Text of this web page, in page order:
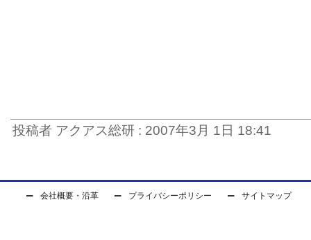
投稿者 アクアス総研 : 2007年3月 1日 18:41
会社概要・沿革 プライバシーポリシー サイトマップ